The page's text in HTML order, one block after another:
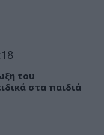
του
στα παιδιά